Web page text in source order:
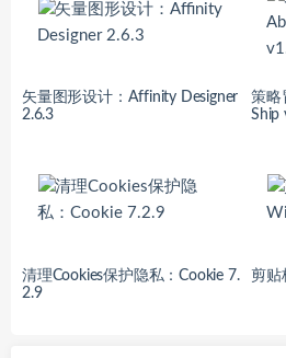
矢量图形设计：Affinity Designer
2.6.3
策略
Ship
清理Cookies保护隐私：Cookie 7.
2.9
剪贴